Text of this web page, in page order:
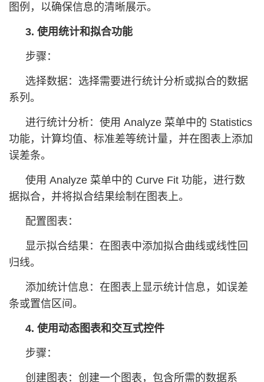
图例，以确保信息的清晰展示。
3. 使用统计和拟合功能
步骤：
选择数据：选择需要进行统计分析或拟合的数据
系列。
进行统计分析：使用 Analyze 菜单中的 Statistics
功能，计算均值、标准差等统计量，并在图表上添加
误差条。
使用 Analyze 菜单中的 Curve Fit 功能，进行数
据拟合，并将拟合结果绘制在图表上。
配置图表：
显示拟合结果：在图表中添加拟合曲线或线性回
归线。
添加统计信息：在图表上显示统计信息，如误差
条或置信区间。
4. 使用动态图表和交互式控件
步骤：
创建图表：创建一个图表，包含所需的数据系